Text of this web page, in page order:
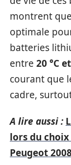
montrent
optimale
batteries
entre 20 °C
courant que
cadre,
A lire aussi :
lors du
Peugeot